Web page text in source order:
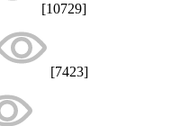
[10729]
[7423]